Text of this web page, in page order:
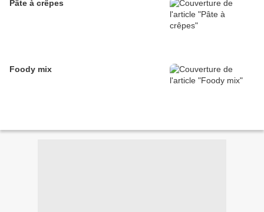
Pâte à crêpes
Foody mix